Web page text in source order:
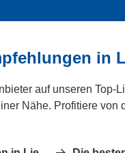
in
auf unseren
Nähe. Profitiere von